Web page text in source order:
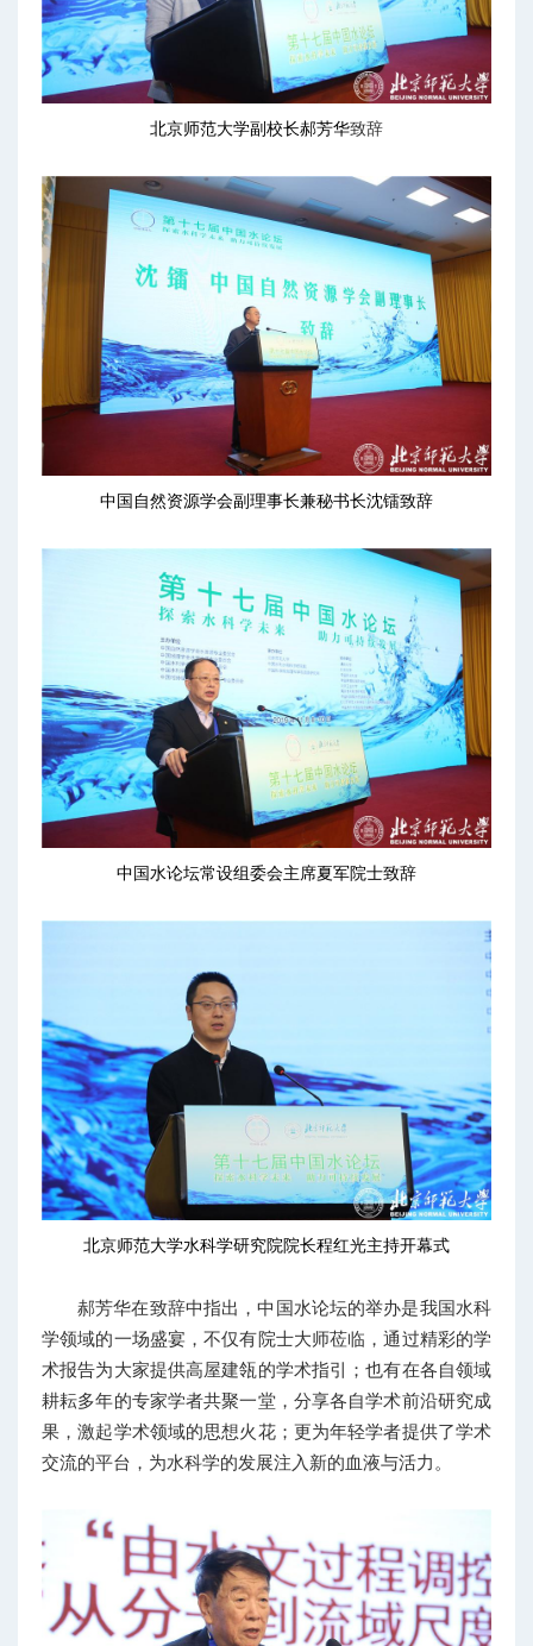
北京师范大学副校长郝芳华致辞
中国自然资源学会副理事长兼秘书长沈镭致辞
中国水论坛常设组委会主席夏军院士致辞
北京师范大学水科学研究院院长程红光主持开幕式
郝芳华在致辞中指出，中国水论坛的举办是我国水科
学领域的一场盛宴，不仅有院士大师莅临，通过精彩的学
术报告为大家提供高屋建瓴的学术指引；也有在各自领域
耕耘多年的专家学者共聚一堂，分享各自学术前沿研究成
果，激起学术领域的思想火花；更为年轻学者提供了学术
交流的平台，为水科学的发展注入新的血液与活力。